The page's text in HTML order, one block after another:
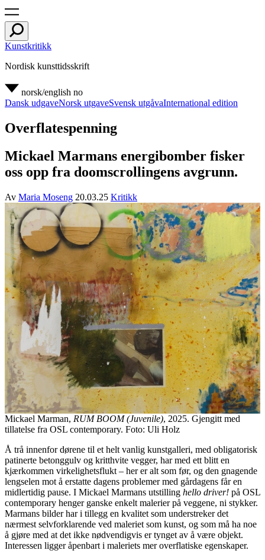
Kunstkritikk
Nordisk kunsttidsskrift
norsk/english no
Dansk udgaveNorsk utgaveSvensk utgåvaInternational edition
Overflatespenning
Mickael Marmans energibomber fisker
oss opp fra doomscrollingens avgrunn.
Av Maria Moseng 20.03.25 Kritikk
Mickael Marman, RUM BOOM (Juvenile), 2025. Gjengitt med
tillatelse fra OSL contemporary. Foto: Uli Holz
Å trå innenfor dørene til et helt vanlig kunstgalleri, med obligatorisk
patinerte betonggulv og kritthvite vegger, har med ett blitt en
kjærkommen virkelighetsflukt – her er alt som før, og den gnagende
lengselen mot å erstatte dagens problemer med gårdagens får en
midlertidig pause. I Mickael Marmans utstilling hello driver! på OSL
contemporary henger ganske enkelt malerier på veggene, ni stykker.
Marmans bilder har i tillegg en kvalitet som understreker det
nærmest selvforklarende ved maleriet som kunst, og som må ha noe
å gjøre med at det ikke nødvendigvis er tynget av å være objekt.
Interessen ligger åpenbart i maleriets mer overflatiske egenskaper.